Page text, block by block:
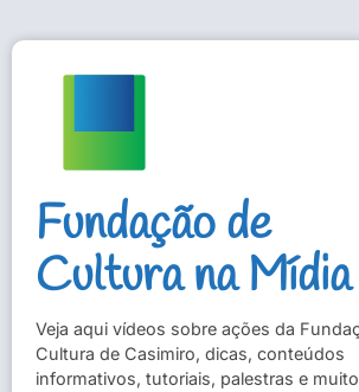
Fundação de
Cultura na Mídia
Veja aqui vídeos sobre ações da
Cultura de Casimiro, dicas, conteúdos
informativos, tutoriais, palestras e